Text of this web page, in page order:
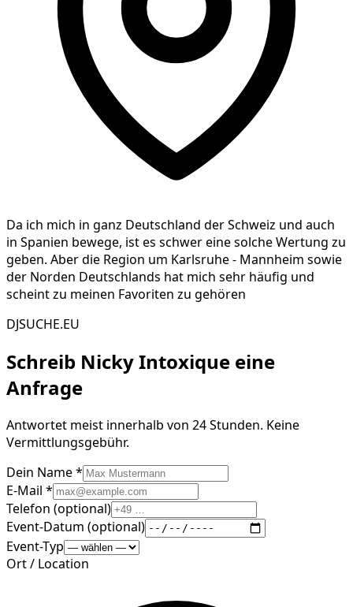
Da ich mich in ganz Deutschland der Schweiz und auch
in Spanien bewege, ist es schwer eine solche Wertung zu
geben. Aber die Region um Karlsruhe - Mannheim sowie
der Norden Deutschlands hat mich sehr häufig und
scheint zu meinen Favoriten zu gehören
DJSUCHE.EU
Schreib Nicky Intoxique eine
Anfrage
Antwortet meist innerhalb von 24 Stunden. Keine
Vermittlungsgebühr.
Dein Name *
E-Mail *
Telefon (optional)
Event-Datum (optional)
Event-Typ
Ort / Location